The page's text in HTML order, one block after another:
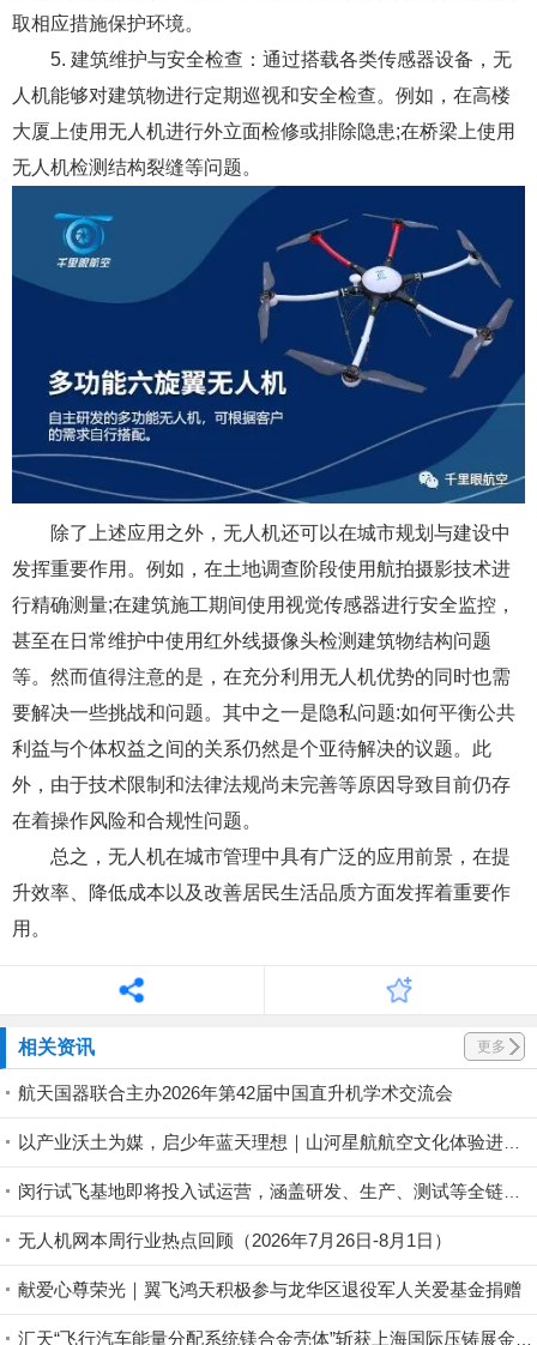
取相应措施保护环境。
5. 建筑维护与安全检查：通过搭载各类传感器设备，无
人机能够对建筑物进行定期巡视和安全检查。例如，在高楼
大厦上使用无人机进行外立面检修或排除隐患;在桥梁上使用
无人机检测结构裂缝等问题。
除了上述应用之外，无人机还可以在城市规划与建设中
发挥重要作用。例如，在土地调查阶段使用航拍摄影技术进
行精确测量;在建筑施工期间使用视觉传感器进行安全监控，
甚至在日常维护中使用红外线摄像头检测建筑物结构问题
等。然而值得注意的是，在充分利用无人机优势的同时也需
要解决一些挑战和问题。其中之一是隐私问题:如何平衡公共
利益与个体权益之间的关系仍然是个亚待解决的议题。此
外，由于技术限制和法律法规尚未完善等原因导致目前仍存
在着操作风险和合规性问题。
总之，无人机在城市管理中具有广泛的应用前景，在提
升效率、降低成本以及改善居民生活品质方面发挥着重要作
用。
相关资讯 更多
航天国器联合主办2026年第42届中国直升机学术交流会
以产业沃土为媒，启少年蓝天理想｜山河星航航空文化体验进行中
闵行试飞基地即将投入试运营，涵盖研发、生产、测试等全链条丨低空应用
无人机网本周行业热点回顾（2026年7月26日-8月1日）
献爱心尊荣光｜翼飞鸿天积极参与龙华区退役军人关爱基金捐赠
汇天“飞行汽车能量分配系统镁合金壳体”斩获上海国际压铸展金奖铸件荣誉